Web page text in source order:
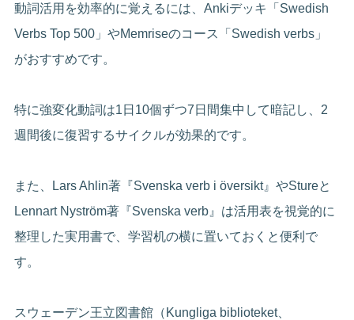
動詞活用を効率的に覚えるには、Ankiデッキ「Swedish
Verbs Top 500」やMemriseのコース「Swedish verbs」
がおすすめです。
特に強変化動詞は1日10個ずつ7日間集中して暗記し、2
週間後に復習するサイクルが効果的です。
また、Lars Ahlin著『Svenska verb i översikt』やStureと
Lennart Nyström著『Svenska verb』は活用表を視覚的に
整理した実用書で、学習机の横に置いておくと便利で
す。
スウェーデン王立図書館（Kungliga biblioteket、